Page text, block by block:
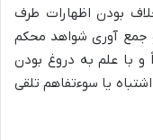
بودن اظهارات طرف
جمع آوری شواهد محکم
و با علم به دروغ بودن
یا سوءتفاهم تلقی